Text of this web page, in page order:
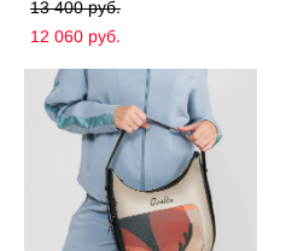
13 400 pуб.
12 060 pуб.